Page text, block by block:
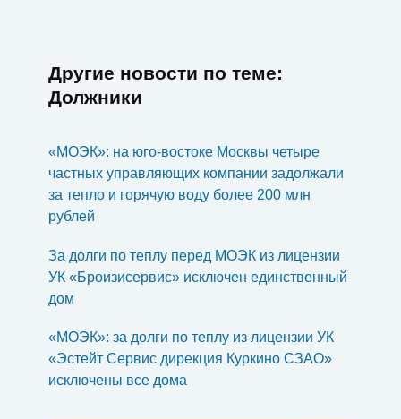
«МОЭК»: за долги по теплу из лицензии УК
«Эстейт Сервис дирекция Куркино СЗАО»
исключены все дома
За долги по теплу перед МОЭК из лицензии
УК «Броизисервис» исключен единственный
дом
«МОЭК»: на юго-востоке Москвы четыре
частных управляющих компании задолжали
за тепло и горячую воду более 200 млн
рублей
Другие новости по теме:
Должники